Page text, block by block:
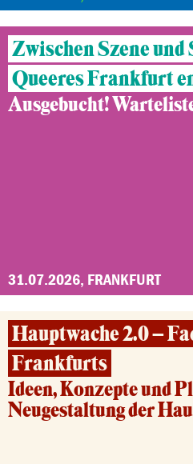
Zwischen Szene
Queeres Frankfurt
Ausgebucht!
31.07.2026, FRANKFURT
Hauptwache 2.0 –
Frankfurts
Ideen, Konzepte und
Neugestaltung der